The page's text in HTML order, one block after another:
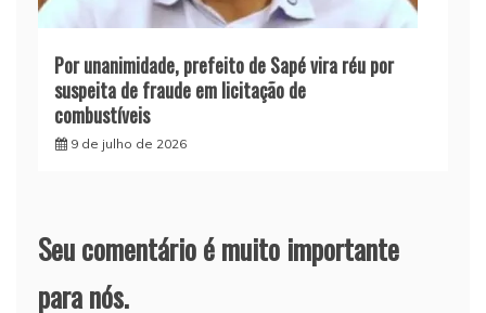
Por unanimidade, prefeito de Sapé vira réu por
suspeita de fraude em licitação de
combustíveis
9 de julho de 2026
Seu comentário é muito importante
para nós.